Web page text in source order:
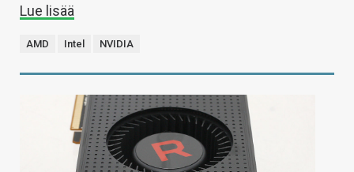
Lue lisää
AMD Intel NVIDIA